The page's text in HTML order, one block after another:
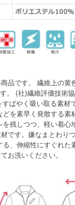
品です。 繊維上の黄
。 (社)繊維評価技術
ばやく吸い取る素材
を素早く発散する素
残しつつ、軽い着心
です。嫌なまとわり
、伸縮性にすぐれた
お洗いください。